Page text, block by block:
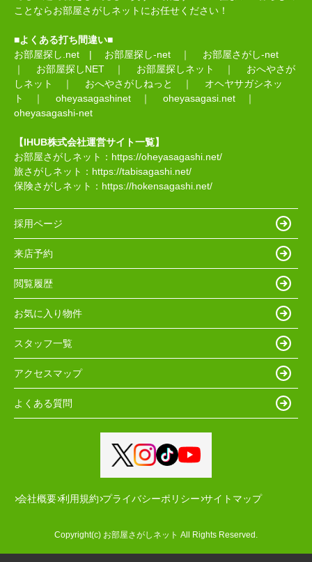
ことならお部屋さがしネットにお任せください！
■よくある打ち間違い■
お部屋探し.net | お部屋探し-net ｜ お部屋さがし-net
｜ お部屋探しNET ｜ お部屋探しネット ｜ おへやさが
しネット
｜ おへやさがしねっと ｜ オヘヤサガシネッ
ト
｜ oheyasagashinet ｜ oheyasagasi.net ｜
oheyasagashi-net
【IHUB株式会社運営サイト一覧】
お部屋さがしネット： https://oheyasagashi.net/
旅さがしネット： https://tabisagashi.net/
保険さがしネット： https://hokensagashi.net/
採用ページ
来店予約
閲覧履歴
お気に入り物件
スタッフ一覧
アクセスマップ
よくある質問
会社概要 利用規約 プライバシーポリシー サイトマップ
Copyright(c) お部屋さがしネット All Rights Reserved.